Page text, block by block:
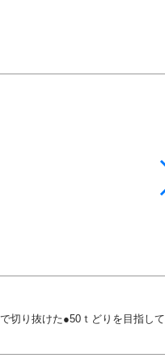
切り抜けた●50ｔどりを目指して